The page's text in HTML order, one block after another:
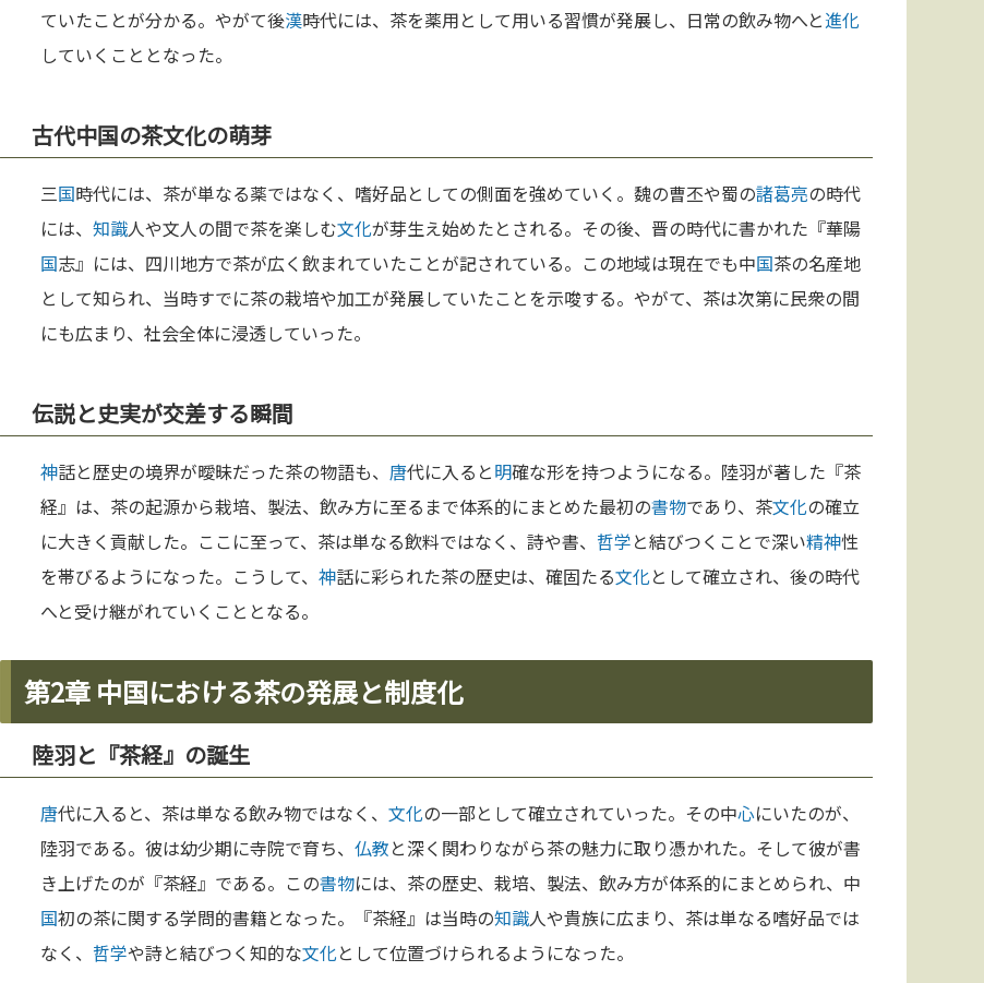
ていたことが分かる。やがて後漢時代には、茶を薬用として用いる習慣が発展し、日常の飲み物へと進化
していくこととなった。
古代中国の茶文化の萌芽
三国時代には、茶が単なる薬ではなく、嗜好品としての側面を強めていく。魏の曹丕や蜀の諸葛亮の時代
には、 知識人や文人の間で茶を楽しむ文化が芽生え始めたとされる。その後、晋の時代に書かれた『華陽
国志』には、四川地方で茶が広く飲まれていたことが記されている。この地域は現在でも中国茶の名産地
として知られ、当時すでに茶の栽培や加工が発展していたことを示唆する。やがて、茶は次第に民衆の間
にも広まり、社会全体に浸透していった。
伝説と史実が交差する瞬間
神話と歴史の境界が曖昧だった茶の物語も、 唐代に入ると明確な形を持つようになる。陸羽が著した『茶
経』は、茶の起源から栽培、製法、飲み方に至るまで体系的にまとめた最初の書物であり、茶文化の確立
に大きく貢献した。ここに至って、茶は単なる飲料ではなく、詩や書、 哲学と結びつくことで深い精神性
を帯びるようになった。こうして、 神話に彩られた茶の歴史は、確固たる文化として確立され、後の時代
へと受け継がれていくこととなる。
第2章 中国における茶の発展と制度化
陸羽と『茶経』の誕生
唐代に入ると、茶は単なる飲み物ではなく、 文化の一部として確立されていった。その中心にいたのが、
陸羽である。彼は幼少期に寺院で育ち、 仏教と深く関わりながら茶の魅力に取り憑かれた。そして彼が書
き上げたのが『茶経』である。この書物には、茶の歴史、栽培、製法、飲み方が体系的にまとめられ、中
国初の茶に関する学問的書籍となった。『茶経』は当時の知識人や貴族に広まり、茶は単なる嗜好品では
なく、 哲学や詩と結びつく知的な文化として位置づけられるようになった。